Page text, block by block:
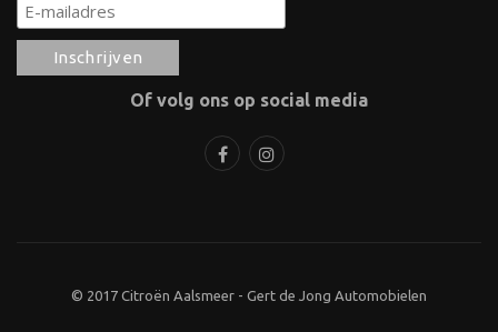
Of volg ons op social media
© 2017 Citroën Aalsmeer - Gert de Jong Automobielen